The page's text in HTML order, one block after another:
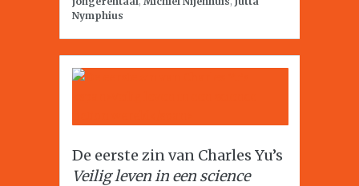
Nymphius
De eerste zin van Charles Yu’s
Veilig leven in een science